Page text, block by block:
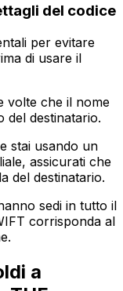
del codice
per evitare
di usare il
volte che il nome
del destinatario.
stai usando un
assicurati che
del destinatario.
sedi in tutto il
corrisponda al
a